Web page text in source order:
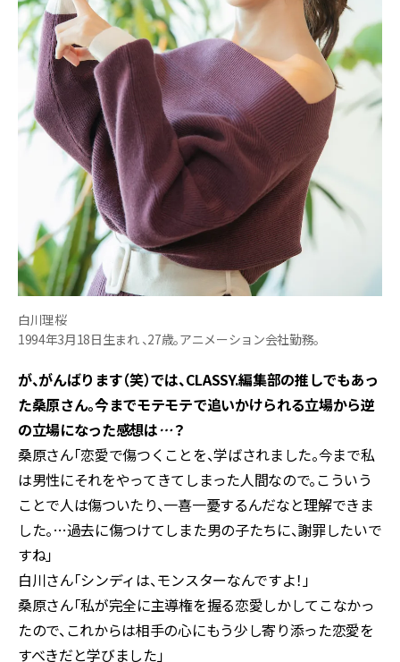
白川理桜
1994年3月18日生まれ 、27歳。アニメーション会社勤務。
が、がんばります（笑）では、CLASSY.編集部の推しでもあっ
た桑原さん。今までモテモテで追いかけられる立場から逆
の立場になった感想は…？
桑原さん「恋愛で傷つくことを、学ばされました。今まで私
は男性にそれをやってきてしまった人間なので。こういう
ことで人は傷ついたり、一喜一憂するんだなと理解できま
した。…過去に傷つけてしまた男の子たちに、謝罪したいで
すね」
白川さん「シンディは、モンスターなんですよ！」
桑原さん「私が完全に主導権を握る恋愛しかしてこなかっ
たので、これからは相手の心にもう少し寄り添った恋愛を
すべきだと学びました」